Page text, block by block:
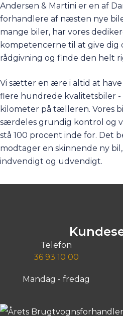
Andersen & Martini er en af
forhandlere af næsten nye
mange biler, har vores
kompetencerne til at give dig
rådgivning og finde den helt
Vi sætter en ære i altid at
flere hundrede kvalitetsbiler -
kilometer på tælleren. Vores
særdeles grundig kontrol og
stå 100 procent inde for. Det
modtager en skinnende ny
indvendigt og udvendigt.
Telefon
36 93 10 00
Mandag - fredag